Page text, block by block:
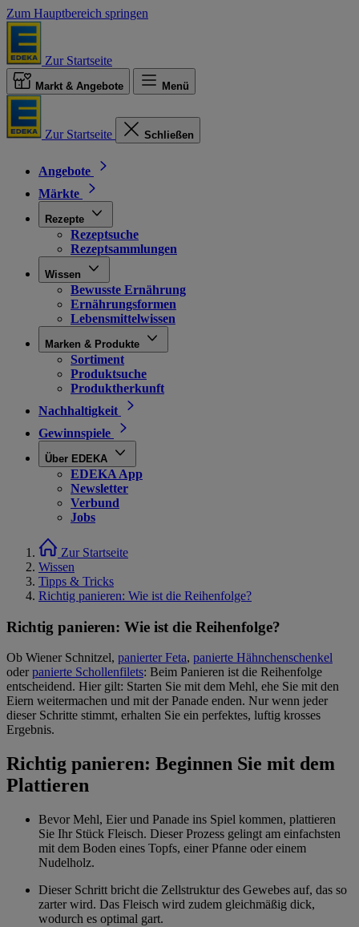
Zum Hauptbereich springen
Zur Startseite
Markt & Angebote Menü
Zur Startseite Schließen
Angebote
Märkte
Rezepte
Rezeptsuche
Rezeptsammlungen
Wissen
Bewusste Ernährung
Ernährungsformen
Lebensmittelwissen
Marken & Produkte
Sortiment
Produktsuche
Produktherkunft
Nachhaltigkeit
Gewinnspiele
Über EDEKA
EDEKA App
Newsletter
Verbund
Jobs
Zur Startseite
Wissen
Tipps & Tricks
Richtig panieren: Wie ist die Reihenfolge?
Richtig panieren: Wie ist die Reihenfolge?
Ob Wiener Schnitzel, panierter Feta, panierte Hähnchenschenkel
oder panierte Schollenfilets: Beim Panieren ist die Reihenfolge
entscheidend. Hier gilt: Starten Sie mit dem Mehl, ehe Sie mit den
Eiern weitermachen und mit der Panade enden. Nur wenn jeder
dieser Schritte stimmt, erhalten Sie ein perfektes, luftig krosses
Ergebnis.
Richtig panieren: Beginnen Sie mit dem
Plattieren
Bevor Mehl, Eier und Panade ins Spiel kommen, plattieren
Sie Ihr Stück Fleisch. Dieser Prozess gelingt am einfachsten
mit dem Boden eines Topfs, einer Pfanne oder einem
Nudelholz.
Dieser Schritt bricht die Zellstruktur des Gewebes auf, das so
zarter wird. Das Fleisch wird zudem gleichmäßig dick,
wodurch es optimal gart.